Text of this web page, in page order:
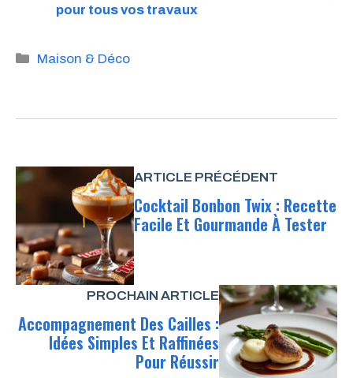
pour tous vos travaux
Catégories
Maison & Déco
ARTICLE PRÉCÉDENT
Cocktail Bonbon Twix : Recette
Facile Et Gourmande À Tester
PROCHAIN ARTICLE
Accompagnement Des Cailles :
Idées Simples Et Raffinées
Pour Réussir